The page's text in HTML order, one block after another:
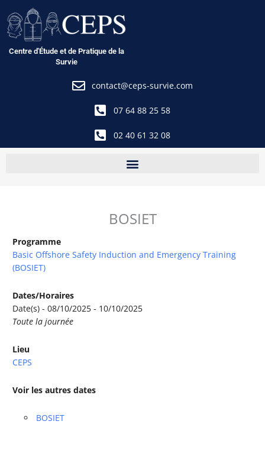
au
contenu
Centre d'Étude et de Pratique de la
Survie
contact@ceps-survie.com
07 64 88 25 58
02 40 61 32 08
BOSIET
Programme
Basic Offshore Safety Induction and Emergency Training
(BOSIET)
Dates/Horaires
Date(s) - 08/10/2025 - 10/10/2025
Toute la journée
Lieu
CEPS
Voir les autres dates
BOSIET